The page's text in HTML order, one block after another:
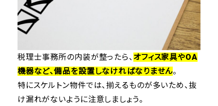
税理士事務所の内装が整ったら、 オフィス家具やOA
機器など、備品を設置しなければなりません。
特にスケルトン物件では、揃えるものが多いため、抜
け漏れがないように注意しましょう。